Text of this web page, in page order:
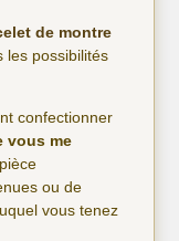
de montre
les possibilités
confectionner
vous me
ou de
vous tenez